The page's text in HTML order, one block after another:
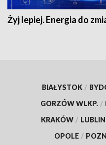
Żyj lepiej. Energia do
BIAŁYSTOK /
GORZÓW WLKP. /
KRAKÓW / LUBLIN
OPOLE /